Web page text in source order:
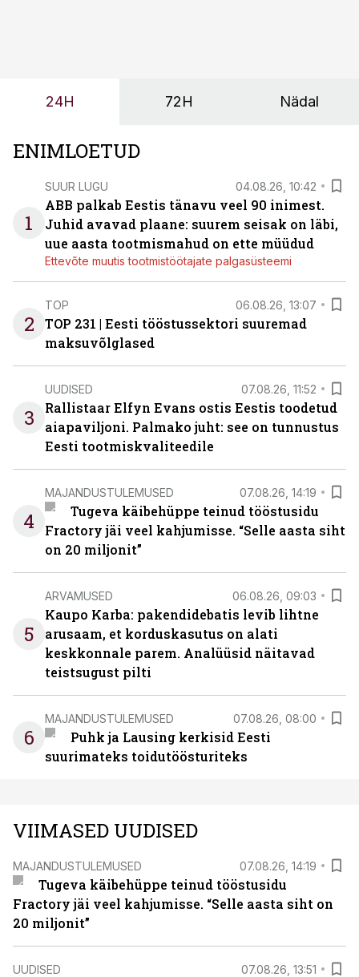
24H 72H Nädal
ENIMLOETUD
1
SUUR LUGU 04.08.26, 10:42
ABB palkab Eestis tänavu veel 90 inimest.
Juhid avavad plaane: suurem seisak on läbi,
uue aasta tootmismahud on ette müüdud
Ettevõte muutis tootmistöötajate palgasüsteemi
2
TOP 06.08.26, 13:07
TOP 231 | Eesti tööstussektori suuremad
maksuvõlglased
3
UUDISED 07.08.26, 11:52
Rallistaar Elfyn Evans ostis Eestis toodetud
aiapaviljoni. Palmako juht: see on tunnustus
Eesti tootmiskvaliteedile
4
MAJANDUSTULEMUSED 07.08.26, 14:19
Tugeva käibehüppe teinud tööstusidu
Fractory jäi veel kahjumisse. “Selle aasta siht
on 20 miljonit”
5
ARVAMUSED 06.08.26, 09:03
Kaupo Karba: pakendidebatis levib lihtne
arusaam, et korduskasutus on alati
keskkonnale parem. Analüüsid näitavad
teistsugust pilti
6
MAJANDUSTULEMUSED 07.08.26, 08:00
Puhk ja Lausing kerkisid Eesti
suurimateks toidutöösturiteks
VIIMASED UUDISED
MAJANDUSTULEMUSED 07.08.26, 14:19
Tugeva käibehüppe teinud tööstusidu
Fractory jäi veel kahjumisse. “Selle aasta siht on
20 miljonit”
UUDISED 07.08.26, 13:51